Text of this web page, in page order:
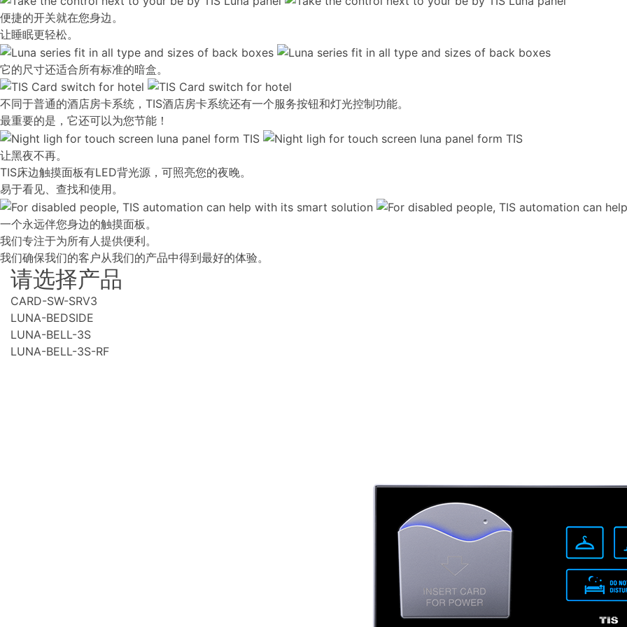
便捷的开关就在您身边。
让睡眠更轻松。
它的尺寸还适合所有标准的暗盒。
不同于普通的酒店房卡系统，TIS酒店房卡系统还有一个服务按钮和灯光控制功能。
最重要的是，它还可以为您节能！
让黑夜不再。
TIS床边触摸面板有LED背光源，可照亮您的夜晚。
易于看见、查找和使用。
一个永远伴您身边的触摸面板。
我们专注于为所有人提供便利。
我们确保我们的客户从我们的产品中得到最好的体验。
请选择产品
CARD-SW-SRV3
LUNA-BEDSIDE
LUNA-BELL-3S
LUNA-BELL-3S-RF